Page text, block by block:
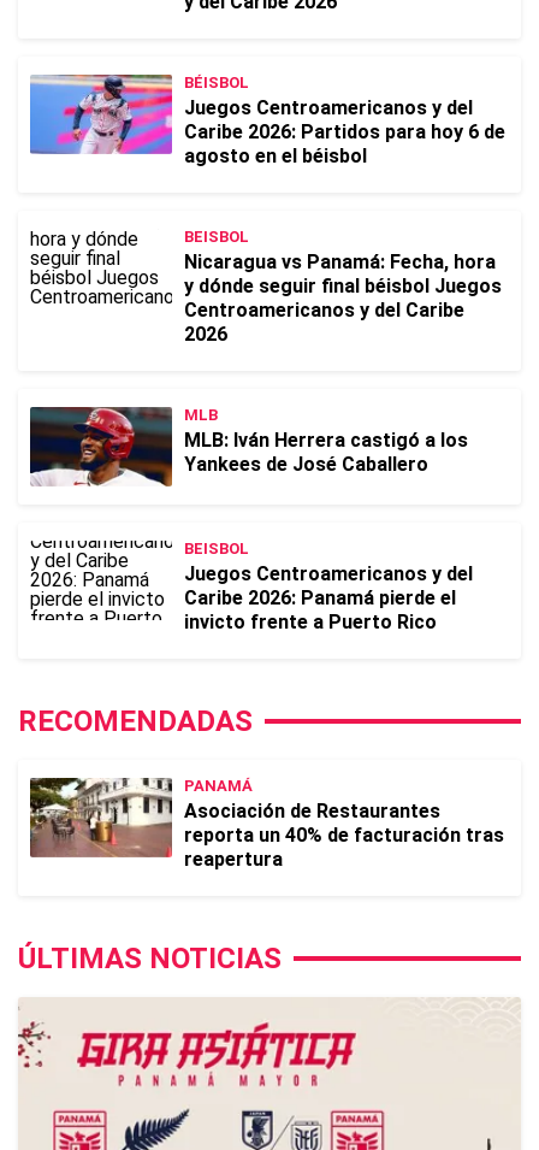
BÉISBOL
Juegos Centroamericanos y del
Caribe 2026: Partidos para hoy 6 de
agosto en el béisbol
BEISBOL
Nicaragua vs Panamá: Fecha, hora
y dónde seguir final béisbol Juegos
Centroamericanos y del Caribe
2026
MLB
MLB: Iván Herrera castigó a los
Yankees de José Caballero
BEISBOL
Juegos Centroamericanos y del
Caribe 2026: Panamá pierde el
invicto frente a Puerto Rico
RECOMENDADAS
PANAMÁ
Asociación de Restaurantes
reporta un 40% de facturación tras
reapertura
ÚLTIMAS NOTICIAS